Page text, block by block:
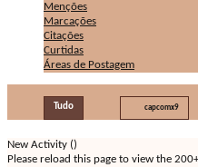
Menções
Marcações
Citações
Curtidas
Áreas de Postagem
Tudo capcomx9
New Activity ()
Please reload this page to view the